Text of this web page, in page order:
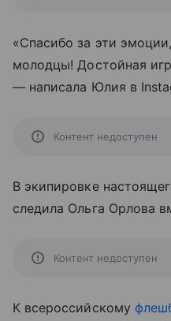
«Спасибо за эти
молодцы! Достойная
— написала Юлия в
Контент недоступен
В экипировке
следила Ольга Орлова
Контент недоступен
К всероссийскому